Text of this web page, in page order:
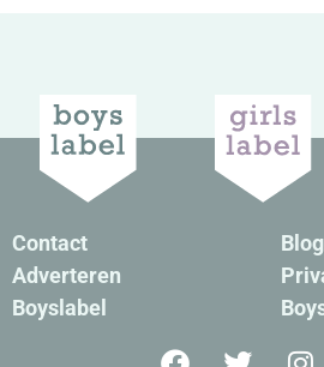
Contact
Adverteren
Boyslabel